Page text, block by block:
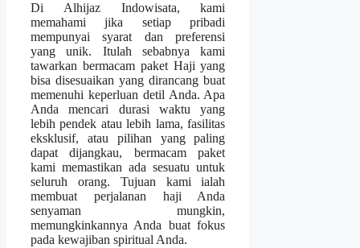
Di Alhijaz Indowisata, kami
memahami jika setiap pribadi
mempunyai syarat dan preferensi
yang unik. Itulah sebabnya kami
tawarkan bermacam paket Haji yang
bisa disesuaikan yang dirancang buat
memenuhi keperluan detil Anda. Apa
Anda mencari durasi waktu yang
lebih pendek atau lebih lama, fasilitas
eksklusif, atau pilihan yang paling
dapat dijangkau, bermacam paket
kami memastikan ada sesuatu untuk
seluruh orang. Tujuan kami ialah
membuat perjalanan haji Anda
senyaman mungkin,
memungkinkannya Anda buat fokus
pada kewajiban spiritual Anda.